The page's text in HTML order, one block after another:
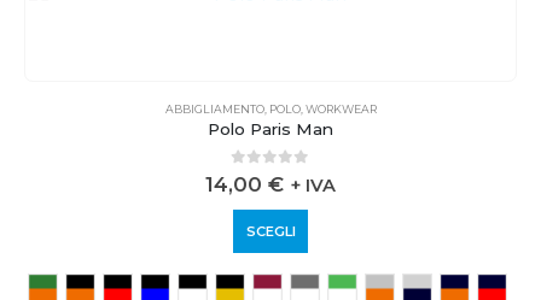
ABBIGLIAMENTO, POLO, WORKWEAR
Polo Paris Man
0out of 5
14,00 € + IVA
SCEGLI